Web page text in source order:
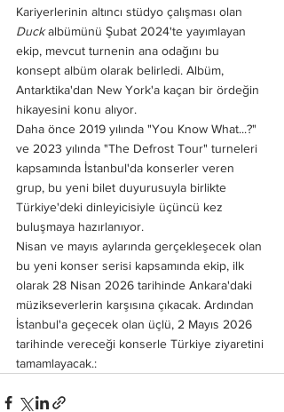
Kariyerlerinin altıncı stüdyo çalışması olan
Duck albümünü Şubat 2024'te yayımlayan
ekip, mevcut turnenin ana odağını bu
konsept albüm olarak belirledi. Albüm,
Antarktika'dan New York'a kaçan bir ördeğin
hikayesini konu alıyor.
Daha önce 2019 yılında "You Know What...?"
ve 2023 yılında "The Defrost Tour" turneleri
kapsamında İstanbul'da konserler veren
grup, bu yeni bilet duyurusuyla birlikte
Türkiye'deki dinleyicisiyle üçüncü kez
buluşmaya hazırlanıyor.
Nisan ve mayıs aylarında gerçekleşecek olan
bu yeni konser serisi kapsamında ekip, ilk
olarak 28 Nisan 2026 tarihinde Ankara'daki
müzikseverlerin karşısına çıkacak. Ardından
İstanbul'a geçecek olan üçlü, 2 Mayıs 2026
tarihinde vereceği konserle Türkiye ziyaretini
tamamlayacak.: